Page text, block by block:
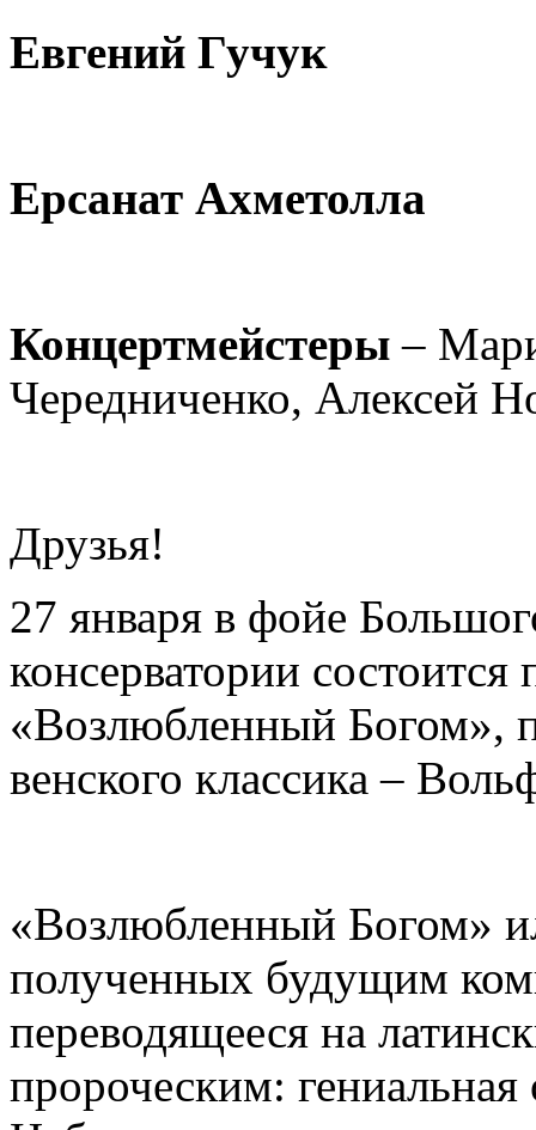
Евгений Гучук
Ерсанат Ахметолла
Концертмейстеры–
Чередниченко, Алексей
Друзья!
27 января в фойе
консерватории
«Возлюбленный Богом»,
венского классика –
«Возлюбленный Богом»
полученных будущим
переводящееся на
пророческим: